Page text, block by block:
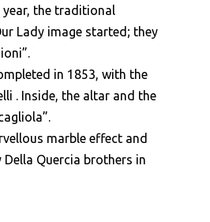
the traditional
Lady image started; they
in 1853, with the
. Inside, the altar and the
marble effect and
Quercia brothers in